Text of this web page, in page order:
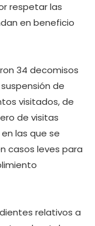
respetar las
en beneficio
34 decomisos
de
visitados, de
de visitas
las que se
casos leves para
relativos a